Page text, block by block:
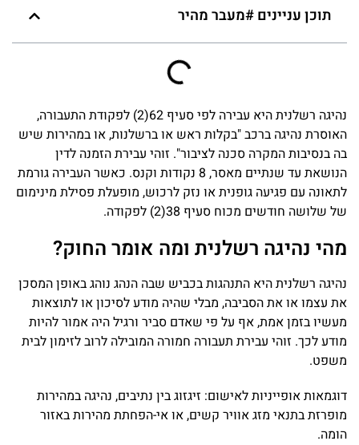
תוכן עניינים #מעבר מהיר
נהיגה רשלנית היא עבירה לפי סעיף 62(2) לפקודת התעבורה,
האוסרת נהיגה ברכב "בקלות ראש או ברשלנות, או במהירות שיש
בה בנסיבות המקרה סכנה לציבור". זוהי עבירת הזמנה לדין
הנושאת עד שנתיים מאסר, 8 נקודות וקנס. כאשר העבירה גורמת
לתאונה עם פגיעה גופנית או נזק לרכוש, מופעלת פסילת מינימום
של שלושה חודשים מכוח סעיף 38(2) לפקודה.
מהי נהיגה רשלנית ומה אומר החוק?
נהיגה רשלנית היא התנהגות בכביש שבה הנהג נוהג באופן המסכן
את עצמו או את הסביבה, מבלי שהיה מודע לסיכון או לתוצאות
מעשיו בזמן אמת, אף על פי שאדם סביר ורגיל היה אמור להיות
מודע לכך. זוהי עבירת תעבורה חמורה המובילה לרוב לזימון לבית
משפט.
דוגמאות אופייניות לאישום: זיגזוג בין נתיבים, נהיגה במהירות
מופרזת בתנאי מזג אוויר קשים, או אי-הפחתת מהירות באזור
הומה.